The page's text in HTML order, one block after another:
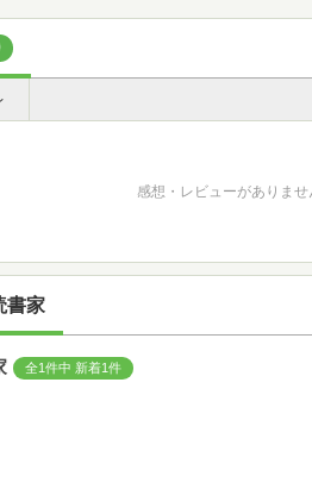
感想・レビューがありませ
書家
全1件中 新着1件